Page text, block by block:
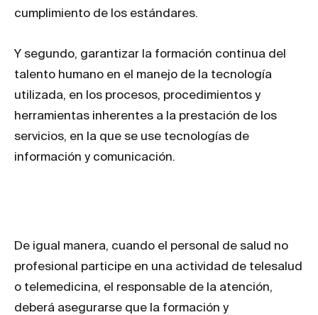
cumplimiento de los estándares.
Y segundo, garantizar la formación continua del
talento humano en el manejo de la tecnología
utilizada, en los procesos, procedimientos y
herramientas inherentes a la prestación de los
servicios, en la que se use tecnologías de
información y comunicación.
De igual manera, cuando el personal de salud no
profesional participe en una actividad de telesalud
o telemedicina, el responsable de la atención,
deberá asegurarse que la formación y